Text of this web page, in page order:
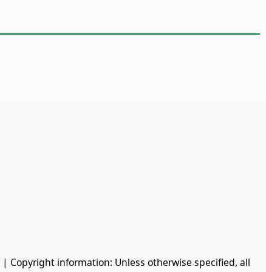
| Copyright information: Unless otherwise specified, all